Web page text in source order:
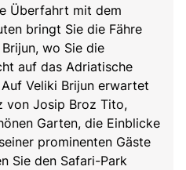
Überfahrt mit dem
bringt Sie die Fähre
wo Sie die
auf das Adriatische
Veliki Brijun erwartet
von Josip Broz Tito,
Garten, die Einblicke
prominenten Gäste
Sie den Safari-Park